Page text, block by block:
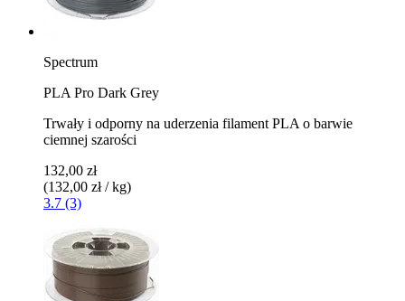
Spectrum
PLA Pro Dark Grey
Trwały i odporny na uderzenia filament PLA o barwie
ciemnej szarości
132,00 zł
(132,00 zł / kg)
3.7 (3)